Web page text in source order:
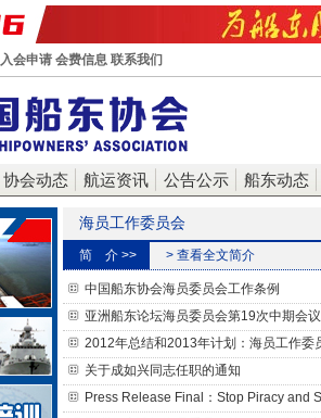
入会申请 会费信息 联系我们
协会动态 航运资讯 公告公示 船东动态
海员工作委员会
简 介 >> > 查看全文简介
中国船东协会海员委员会工作条例
亚洲船东论坛海员委员会第19次中期会
2012年总结和2013年计划：海员工作委
关于成如兴同志任职的通知
Press Release Final：Stop Piracy and